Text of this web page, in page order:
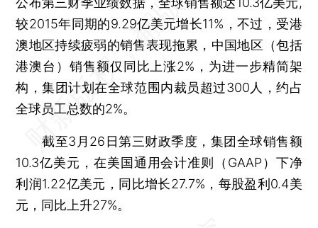
较2015年同期的9.29亿美元增长11%，不过，受港
澳地区持续疲弱的销售表现拖累，中国地区（包括
港澳台）销售额仅同比上涨2%，为进一步精简架
构，集团计划在全球范围内裁员超过300人，约占
全球员工总数的2%。
截至3月26日第三财政季度，集团全球销售额
10.3亿美元，在美国通用会计准则（GAAP）下净
利润1.22亿美元，同比增长27.7%，每股盈利0.4美
元，同比上升27%。